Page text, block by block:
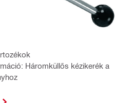
Háromküllős kézikerék a